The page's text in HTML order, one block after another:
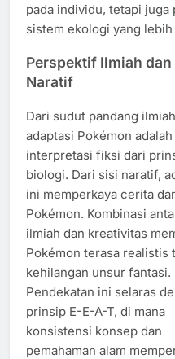
pada individu, tetapi juga
sistem ekologi yang lebih
Perspektif Ilmiah dan
Naratif
Dari sudut pandang
adaptasi Pokémon adalah
interpretasi fiksi dari
biologi. Dari sisi naratif,
ini memperkaya cerita
Pokémon. Kombinasi
ilmiah dan kreativitas
Pokémon terasa realistis
kehilangan unsur fantasi.
Pendekatan ini selaras
prinsip E-E-A-T, di mana
konsistensi konsep dan
pemahaman alam